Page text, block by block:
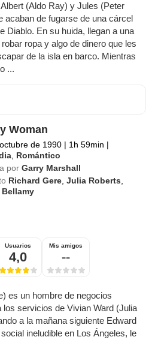
(Aldo Ray) y Jules (Peter
acaban de fugarse de una cárcel
Diablo. En su huida, llegan a una
ropa y algo de dinero que les
de la isla en barco. Mientras
...
Woman
de 1990 | 1h 59min |
, Romántico
por Garry Marshall
Richard Gere,Julia Roberts,
Bellamy
Usuarios
4,0
Mis amigos
--
es un hombre de negocios
servicios de Vivian Ward (Julia
a la mañana siguiente Edward
ineludible en Los Ángeles, le